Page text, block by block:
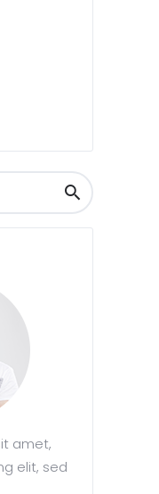
amet,
elit, sed